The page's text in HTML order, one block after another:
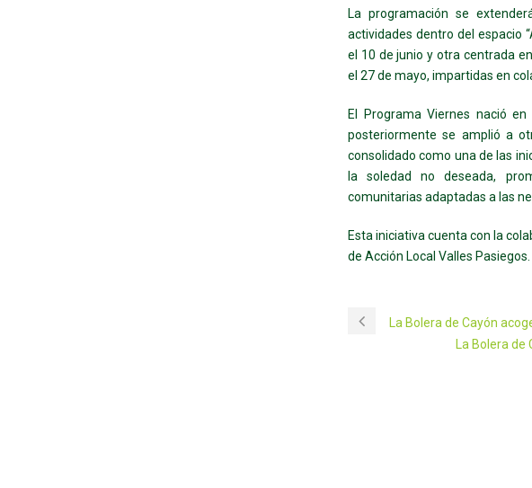
La programación se
actividades dentro del espacio
el 10 de junio y otra centrada
el 27 de mayo, impartidas en
El Programa Viernes nació
posteriormente se amplió a
consolidado como una de las
la soledad no deseada,
comunitarias adaptadas a las
Esta iniciativa cuenta con la
de Acción Local Valles Pasiegos.
La Bolera de Cayón
La Bolera de